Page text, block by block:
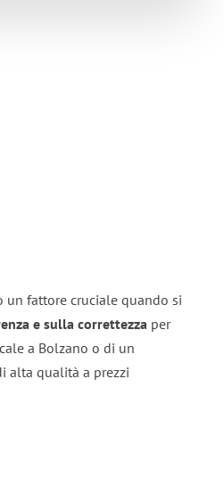
un fattore cruciale quando si
e sulla correttezza per
a Bolzano o di un
alta qualità a prezzi